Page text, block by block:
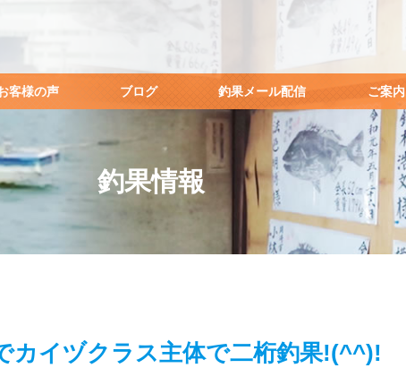
客様の声 ブログ 釣果メール配信 ご案内
釣果情報
カイヅクラス主体で二桁釣果!(^^)!